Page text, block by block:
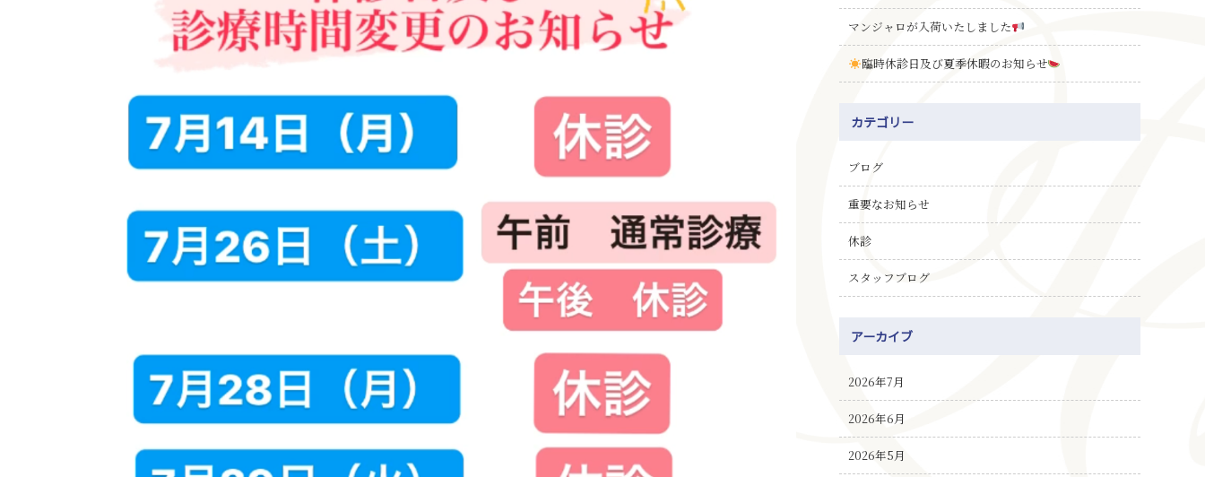
マンジャロが入荷いたしました
臨時休診日及び夏季休暇のお知らせ
カテゴリー
ブログ
重要なお知らせ
休診
スタッフブログ
アーカイブ
2026年7月
2026年6月
2026年5月